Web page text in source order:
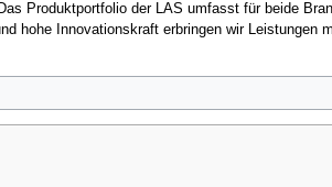
Produktportfolio der LAS umfasst für beide
hohe Innovationskraft erbringen wir Leistungen